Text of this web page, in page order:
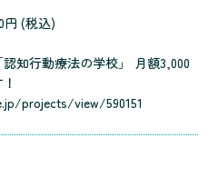
円 (税込)
知行動療法の学校」 月額3,000
projects/view/590151